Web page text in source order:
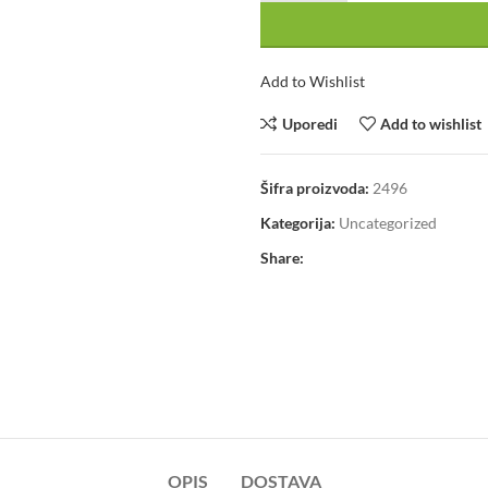
Add to Wishlist
Uporedi Add to wishlist
Šifra proizvoda: 2496
Kategorija: Uncategorized
Share:
OPIS DOSTAVA